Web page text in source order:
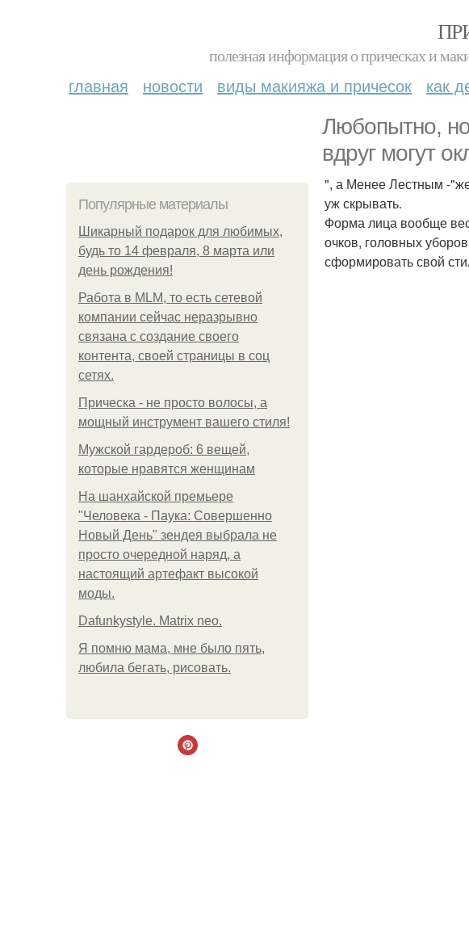
полезная информация о прическах и
главная новости виды макияжа и причесок как
Любопытно,
вдруг могут
Популярные материалы
Шикарный подарок для любимых,
будь то 14 февраля, 8 марта или
день рождения!
Работа в MLM, то есть сетевой
компании сейчас неразрывно
связана с создание своего
контента, своей страницы в соц
сетях.
Прическа - не просто волосы, а
мощный инструмент вашего стиля!
Мужской гардероб: 6 вещей,
которые нравятся женщинам
На шанхайской премьере
"Человека - Паука: Совершенно
Новый День" зендея выбрала не
просто очередной наряд, а
настоящий артефакт высокой
моды.
Dafunkystyle. Matrix neo.
Я помню мама, мне было пять,
любила бегать, рисовать.
", а Менее Лестным -
уж скрывать.
Форма лица вообще
очков, головных
сформировать свой